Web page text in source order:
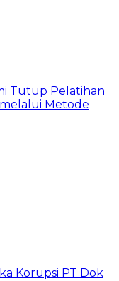
Tutup Pelatihan
Metode
Korupsi PT Dok